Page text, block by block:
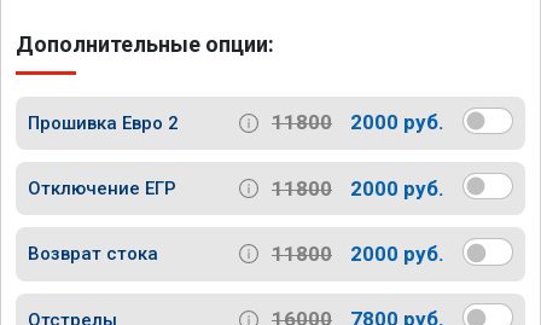
Дополнительные опции:
Прошивка Евро 2 11800 2000 руб.
Отключение ЕГР 11800 2000 руб.
Возврат стока 11800 2000 руб.
Отстрелы 16000 7800 руб.